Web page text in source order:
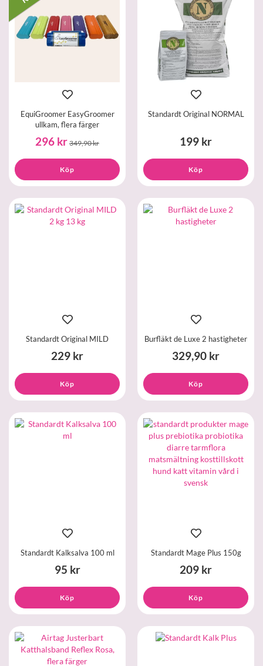
EquiGroomer EasyGroomer
ullkam, flera färger
296 kr 349,90 kr
Köp
Standardt Original NORMAL
199 kr
Köp
Standardt Original MILD
229 kr
Köp
Burfläkt de Luxe 2 hastigheter
329,90 kr
Köp
Standardt Kalksalva 100 ml
95 kr
Köp
Standardt Mage Plus 150g
209 kr
Köp